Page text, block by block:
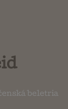
beletria